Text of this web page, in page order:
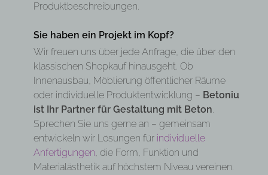
Produktbeschreibungen.
Sie haben ein Projekt im Kopf?
Wir freuen uns über jede Anfrage, die über den
klassischen Shopkauf hinausgeht. Ob
Innenausbau, Möblierung öffentlicher Räume
oder individuelle Produktentwicklung – Betoniu
ist Ihr Partner für Gestaltung mit Beton.
Sprechen Sie uns gerne an – gemeinsam
entwickeln wir Lösungen für individuelle
Anfertigungen, die Form, Funktion und
Materialästhetik auf höchstem Niveau vereinen.